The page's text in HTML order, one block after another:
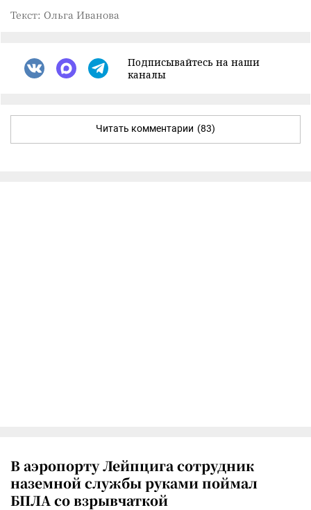
Текст: Ольга Иванова
Подписывайтесь на наши
каналы
Читать комментарии (83)
В аэропорту Лейпцига сотрудник
наземной службы руками поймал
БПЛА со взрывчаткой